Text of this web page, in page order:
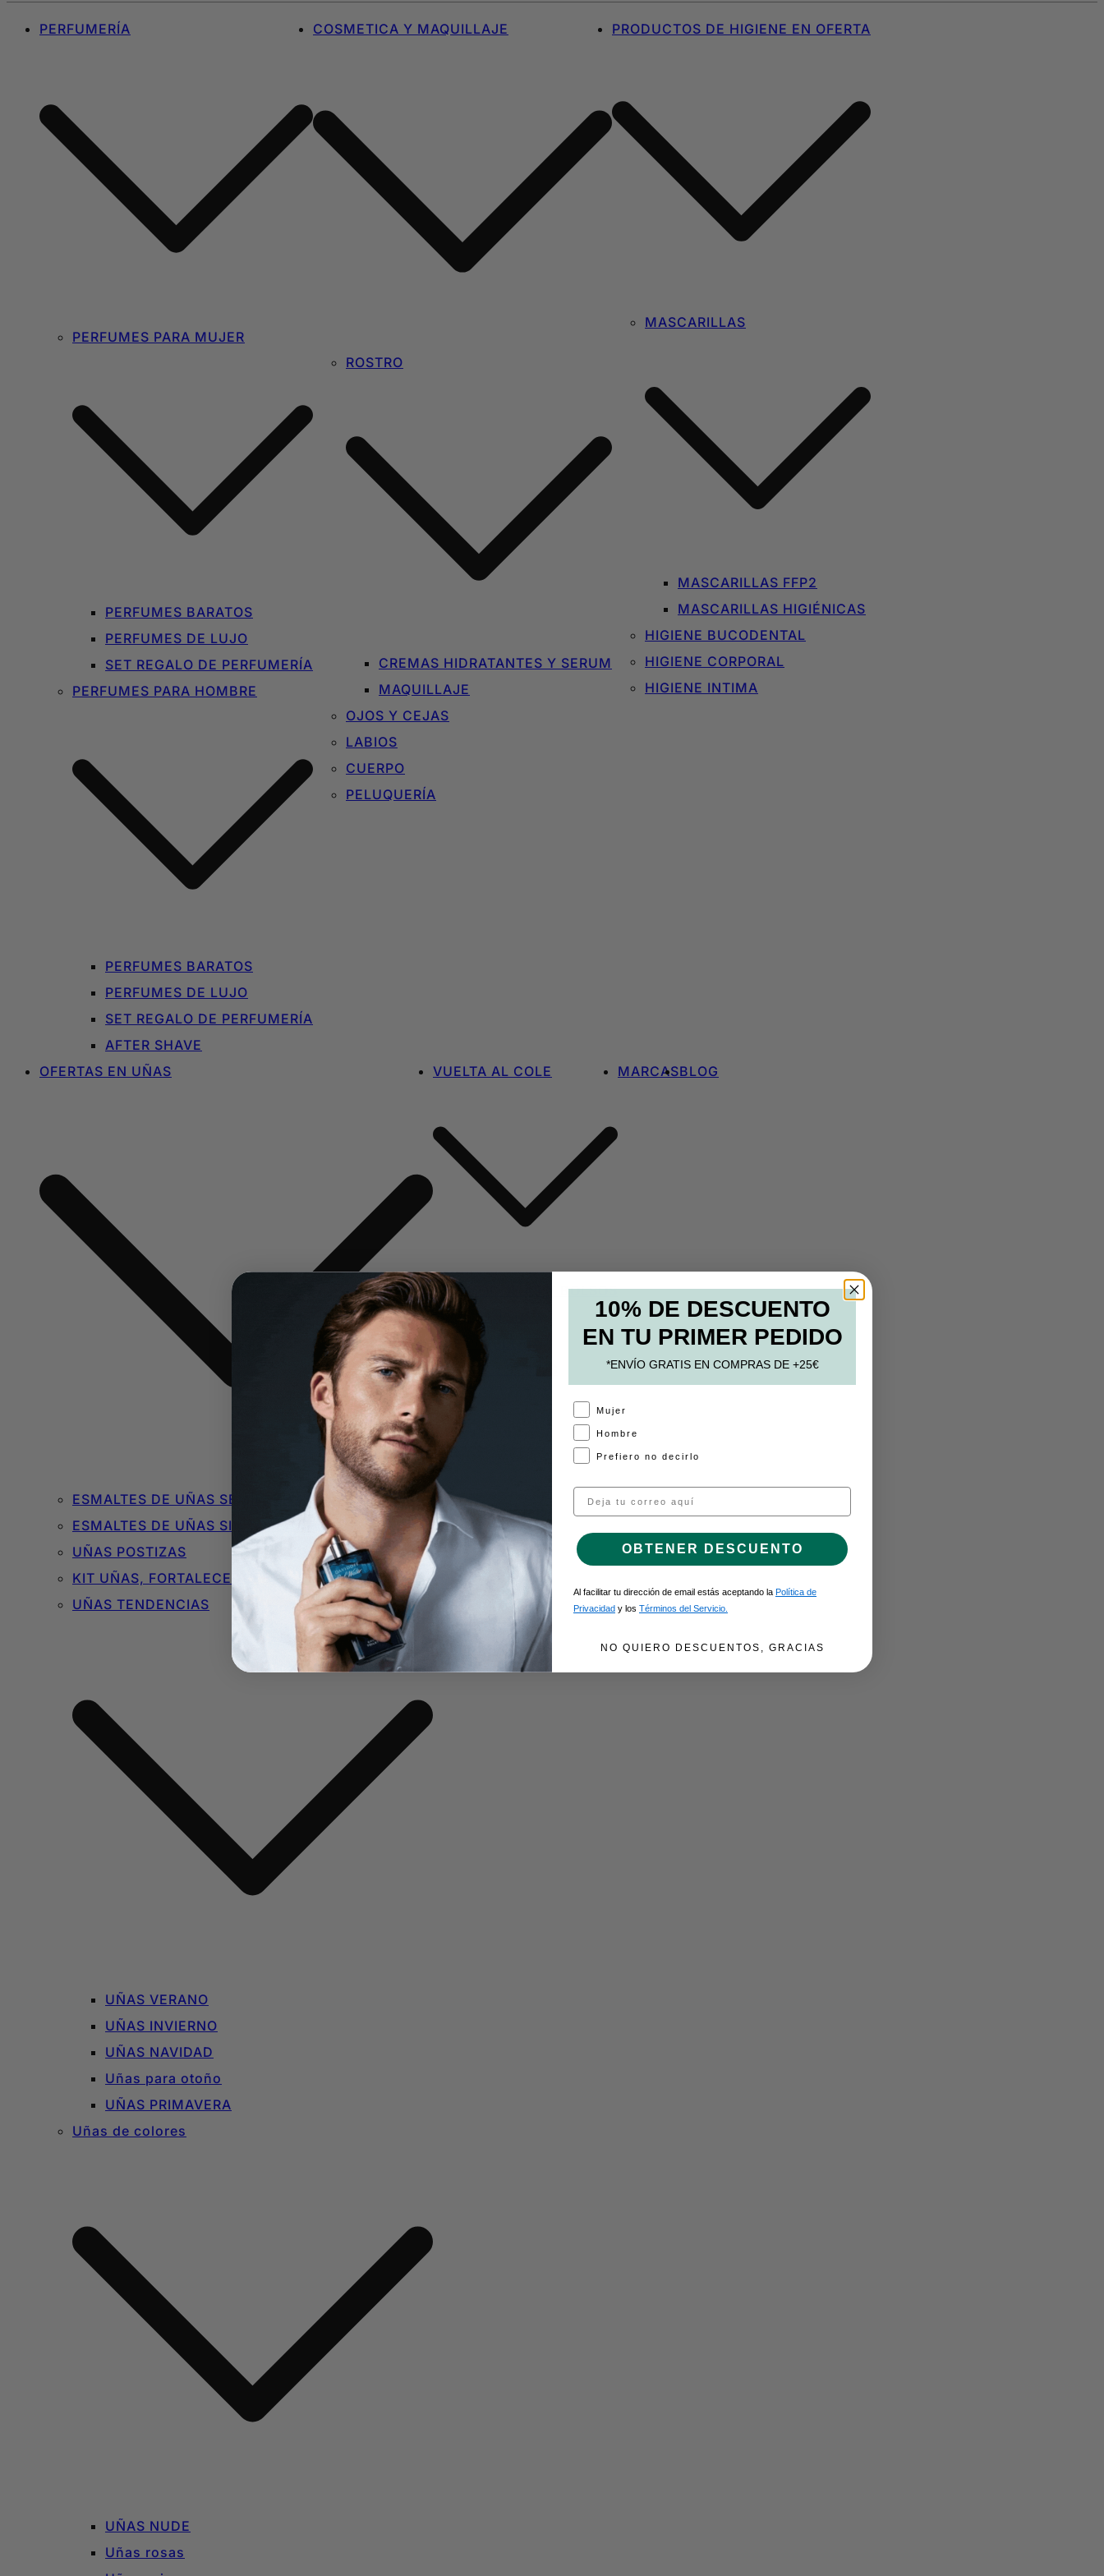
PERFUMERÍA
PERFUMES PARA MUJER
PERFUMES BARATOS
PERFUMES DE LUJO
SET REGALO DE PERFUMERÍA
PERFUMES PARA HOMBRE
PERFUMES BARATOS
PERFUMES DE LUJO
SET REGALO DE PERFUMERÍA
AFTER SHAVE
COSMETICA Y MAQUILLAJE
ROSTRO
CREMAS HIDRATANTES Y SERUM
MAQUILLAJE
OJOS Y CEJAS
LABIOS
CUERPO
PELUQUERÍA
PRODUCTOS DE HIGIENE EN OFERTA
MASCARILLAS
MASCARILLAS FFP2
MASCARILLAS HIGIÉNICAS
HIGIENE BUCODENTAL
HIGIENE CORPORAL
HIGIENE INTIMA
OFERTAS EN UÑAS
ESMALTES DE UÑAS SEMIPERMANENTES O DE GEL
ESMALTES DE UÑAS SIN TÓXICOS
UÑAS POSTIZAS
KIT UÑAS, FORTALECEDORES Y BÁSICOS
UÑAS TENDENCIAS
UÑAS VERANO
UÑAS INVIERNO
UÑAS NAVIDAD
Uñas para otoño
UÑAS PRIMAVERA
Uñas de colores
UÑAS NUDE
Uñas rosas
VUELTA AL COLE
MOCHILAS Y BOLSOS
ESTUCHES
PAPELERÍA
ACCESORIOS
MARCASBLOG
10% DE DESCUENTO
EN TU PRIMER PEDIDO
*ENVÍO GRATIS EN COMPRAS DE +25€
A Mujer
Hombre
Prefiero no decirlo
Email
OBTENER DESCUENTO
Al facilitar tu dirección de email estás aceptando la Política de
Privacidad y los Términos del Servicio.
NO QUIERO DESCUENTOS, GRACIAS